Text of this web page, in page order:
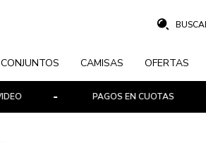
CONJUNTOS CAMISAS OFERTAS
PAGOS EN CUOTAS